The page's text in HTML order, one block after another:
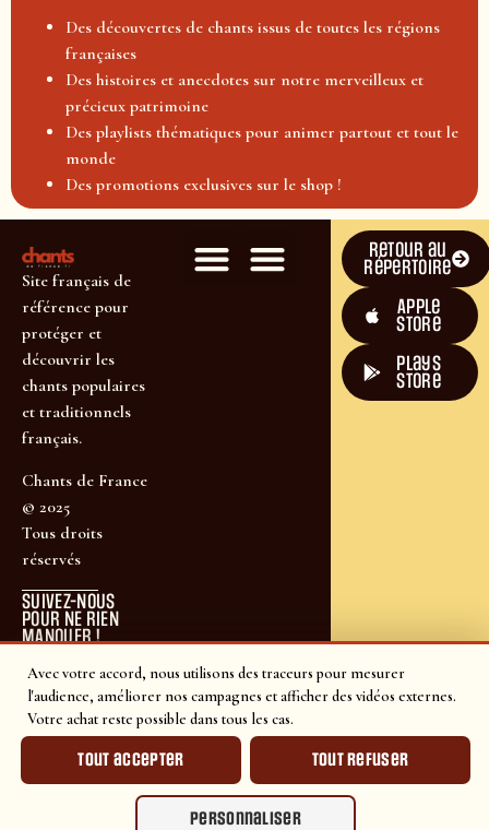
Avec votre accord, nous utilisons des traceurs pour mesurer
l'audience, améliorer nos campagnes et afficher des vidéos externes.
Votre achat reste possible dans tous les cas.
Tout accepter Tout refuser
Personnaliser
Des découvertes de chants issus de toutes les régions
françaises
Des histoires et anecdotes sur notre merveilleux et
précieux patrimoine
Des playlists thématiques pour animer partout et tout le
monde
Des promotions exclusives sur le shop !
Site français de
référence pour
protéger et
découvrir les
chants populaires
et traditionnels
français.
Chants de France
© 2025
Tous droits
réservés
SUIVEZ-NOUS
POUR NE RIEN
MANQUER !
Retour au
répertoire
Apple
Store
plays
store